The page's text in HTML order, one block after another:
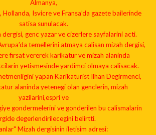
Almanya,
Hollanda, Isvicre ve Fransa’da gazete bailerinde
satisa sunulacak.
dergisi, genc yazar ve cizerlere sayfalarini acti.
temellerini atmaya calisan mizah dergisi,
firsat vererek karikatur ve mizah alaninda
yetismesinde yardimci olmaya calisacak.
yapan Karikaturist Ilhan Degirmenci,
alaninda yetenegi olan genclerin, mizah
yazilarini,espri ve
gondermelerini ve gonderilen bu calismalarin
degerlendirilecegini belirtti.
Mizah dergisinin iletisim adresi: